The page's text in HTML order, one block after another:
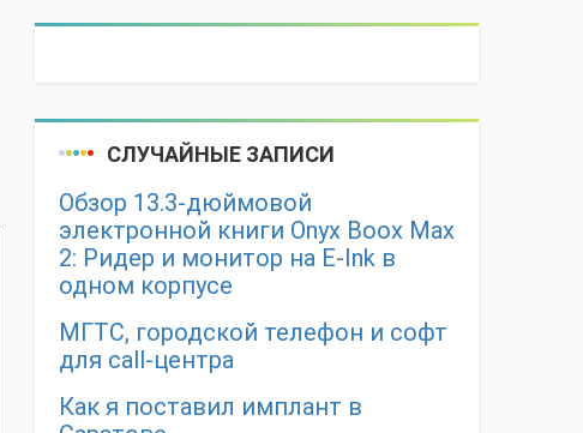
СЛУЧАЙНЫЕ ЗАПИСИ
Обзор 13.3-дюймовой
электронной книги Onyx Boox Max
2: Ридер и монитор на E-Ink в
одном корпусе
МГТС, городской телефон и софт
для call-центра
Как я поставил имплант в